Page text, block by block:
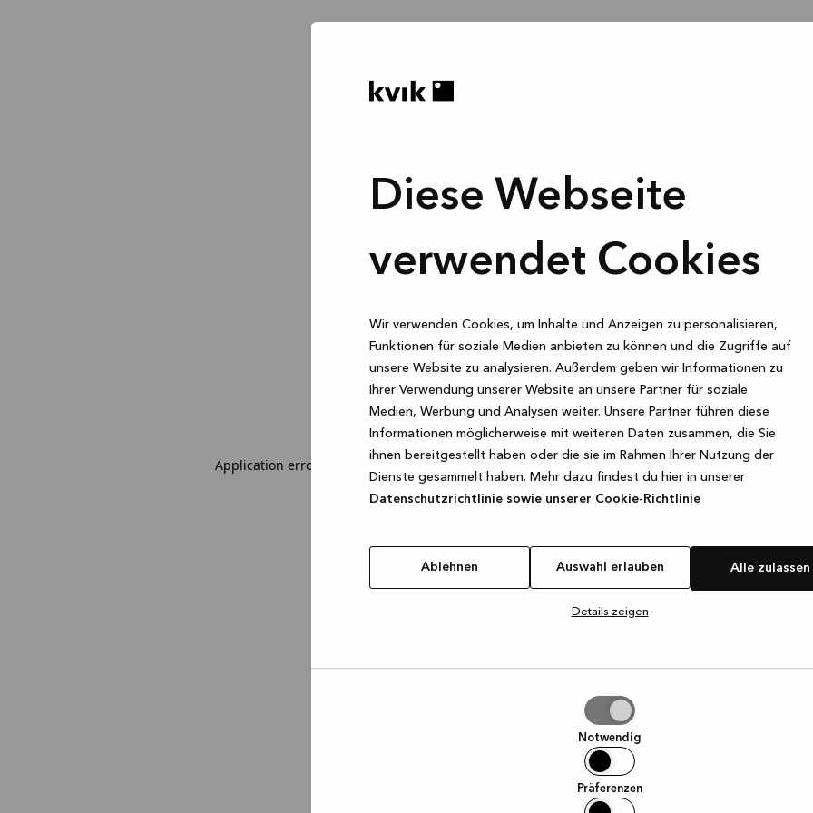
Diese Webseite
verwendet Cookies
Wir verwenden Cookies, um Inhalte und Anzeigen zu personalisieren,
Funktionen für soziale Medien anbieten zu können und die Zugriffe auf
unsere Website zu analysieren. Außerdem geben wir Informationen zu
Ihrer Verwendung unserer Website an unsere Partner für soziale
Medien, Werbung und Analysen weiter. Unsere Partner führen diese
Informationen möglicherweise mit weiteren Daten zusammen, die Sie
ihnen bereitgestellt haben oder die sie im Rahmen Ihrer Nutzung der
Dienste gesammelt haben. Mehr dazu findest du hier in unserer
Datenschutzrichtlinie sowie unserer Cookie-Richtlinie
Ablehnen Auswahl erlauben Alle zulassen
Details zeigen
Notwendig
Präferenzen
Application error: a client-side exception has occurred while loadingwww.kvik.de (see the